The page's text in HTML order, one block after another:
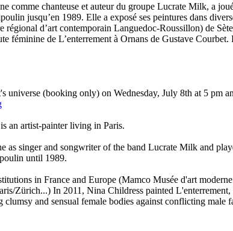
comme chanteuse et auteur du groupe Lucrate Milk, a
jusqu’en 1989. Elle a exposé ses peintures dans
régional d’art contemporain Languedoc-Roussillon) de
féminine de L’enterrement à Ornans de Gustave
universe (booking only) on Wednesday, July 8th at 5 pm
an artist-painter living in Paris.
as singer and songwriter of the band Lucrate Milk and
until 1989.
in France and Europe (Mamco Musée d'art
Zürich...) In 2011, Nina Childress painted
and sensual female bodies against conflicting male